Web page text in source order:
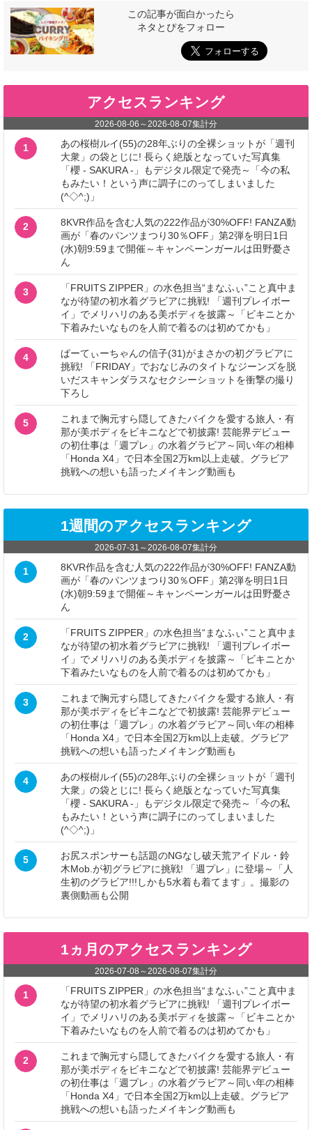
この記事が面白かったら
ネタとぴをフォロー
アクセスランキング
2026-08-06 ～2026-08-07集計分
1
あの桜樹ルイ(55)の28年ぶりの全裸ショットが「週刊
大衆」の袋とじに! 長らく絶版となっていた写真集
「櫻 - SAKURA -」もデジタル限定で発売～「今の私
もみたい！という声に調子にのってしまいました
(^◇^;)」
2
8KVR作品を含む人気の222作品が30%OFF! FANZA動
画が「春のパンツまつり30％OFF」第2弾を明日1日
(水)朝9:59まで開催～キャンペーンガールは田野憂さ
ん
3
「FRUITS ZIPPER」の水色担当“まなふぃ”こと真中ま
なが待望の初水着グラビアに挑戦! 「週刊プレイボー
イ」でメリハリのある美ボディを披露～「ビキニとか
下着みたいなものを人前で着るのは初めてかも」
4
ぱーてぃーちゃんの信子(31)がまさかの初グラビアに
挑戦! 「FRIDAY」でおなじみのタイトなジーンズを脱
いだスキャンダラスなセクシーショットを衝撃の撮り
下ろし
5
これまで胸元すら隠してきたバイクを愛する旅人・有
那が美ボディをビキニなどで初披露! 芸能界デビュー
の初仕事は「週プレ」の水着グラビア～同い年の相棒
「Honda X4」で日本全国2万km以上走破。グラビア
挑戦への想いも語ったメイキング動画も
1週間のアクセスランキング
2026-07-31 ～2026-08-07集計分
1
8KVR作品を含む人気の222作品が30%OFF! FANZA動
画が「春のパンツまつり30％OFF」第2弾を明日1日
(水)朝9:59まで開催～キャンペーンガールは田野憂さ
ん
2
「FRUITS ZIPPER」の水色担当“まなふぃ”こと真中ま
なが待望の初水着グラビアに挑戦! 「週刊プレイボー
イ」でメリハリのある美ボディを披露～「ビキニとか
下着みたいなものを人前で着るのは初めてかも」
3
これまで胸元すら隠してきたバイクを愛する旅人・有
那が美ボディをビキニなどで初披露! 芸能界デビュー
の初仕事は「週プレ」の水着グラビア～同い年の相棒
「Honda X4」で日本全国2万km以上走破。グラビア
挑戦への想いも語ったメイキング動画も
4
あの桜樹ルイ(55)の28年ぶりの全裸ショットが「週刊
大衆」の袋とじに! 長らく絶版となっていた写真集
「櫻 - SAKURA -」もデジタル限定で発売～「今の私
もみたい！という声に調子にのってしまいました
(^◇^;)」
5
お尻スポンサーも話題のNGなし破天荒アイドル・鈴
木Mob.が初グラビアに挑戦! 「週プレ」に登場～「人
生初のグラビア!!!しかも5水着も着てます」。撮影の
裏側動画も公開
1ヵ月のアクセスランキング
2026-07-08 ～2026-08-07集計分
1
「FRUITS ZIPPER」の水色担当“まなふぃ”こと真中ま
なが待望の初水着グラビアに挑戦! 「週刊プレイボー
イ」でメリハリのある美ボディを披露～「ビキニとか
下着みたいなものを人前で着るのは初めてかも」
2
これまで胸元すら隠してきたバイクを愛する旅人・有
那が美ボディをビキニなどで初披露! 芸能界デビュー
の初仕事は「週プレ」の水着グラビア～同い年の相棒
「Honda X4」で日本全国2万km以上走破。グラビア
挑戦への想いも語ったメイキング動画も